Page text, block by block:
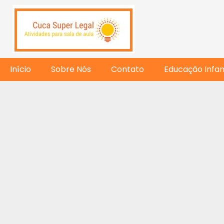
Início Sobre Nós Contato Educação